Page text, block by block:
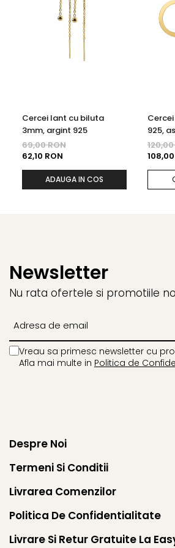
Cercei lant cu biluta
3mm, argint 925
69,00 RON
62,10 RON
ADAUGA IN COS
925,
Newsletter
Nu rata ofertele si promotiile
Vreau sa primesc newsletter cu
Afla mai multe in Politica de
Despre Noi
Termeni Si Conditii
Livrarea Comenzilor
Politica De Confidentialitate
Livrare Si Retur Gratuite La